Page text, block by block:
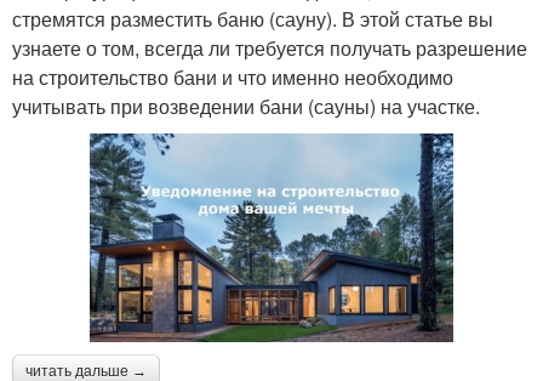
стремятся разместить баню (сауну). В этой статье вы
узнаете о том, всегда ли требуется получать разрешение
на строительство бани и что именно необходимо
учитывать при возведении бани (сауны) на участке.
читать дальше →